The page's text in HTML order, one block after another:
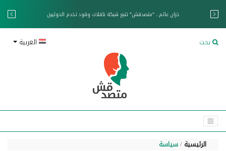
خزان عائم.. "متصدقش" تتبع شبكة ناقلات وقود تخدم الحوثيين
بحث العربية
الرئيسية سياسة